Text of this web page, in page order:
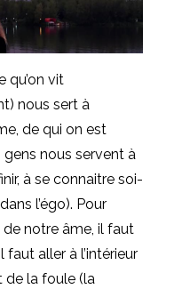
qu’on vit
nous sert à
de qui on est
nous servent à
à se connaitre soi-
l’égo). Pour
notre âme, il faut
faut aller à l’intérieur
de la foule (la